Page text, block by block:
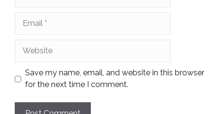
Save my name, email, and website in this browser
for the next time I comment.